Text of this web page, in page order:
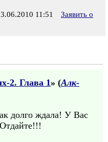
11:51
Заявить о
2. Глава 1» (Алк-
ждала! У Вас